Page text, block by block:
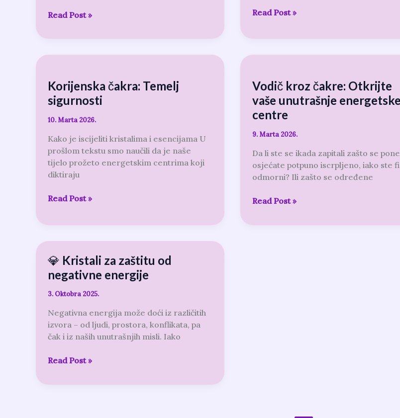
Read Post » Read Post »
Korijenska čakra: Temelj
sigurnosti
10. Marta 2026.
Kako je iscijeliti kristalima i esencijama U
prošlom tekstu smo naučili da je naše
tijelo prožeto energetskim centrima koji
diktiraju
Temelj
sigurnosti
Read Post »
Vodič kroz čakre: Otkrijte
vaše unutrašnje energetske
centre
9. Marta 2026.
Da li ste se ikada zapitali zašto se
osjećate potpuno iscrpljeno, iako ste
odmorni? Ili zašto se određene
čakre:
Otkrijte
vaše
unutrašnje
energetske
Read Post »
💎 Kristali za zaštitu od
negativne energije
3. Oktobra 2025.
Negativna energija može doći iz različitih
izvora – od ljudi, prostora, konflikata, pa
čak i iz naših unutrašnjih misli. Iako
💎
za
zaštitu
negativne
energije
Read Post »